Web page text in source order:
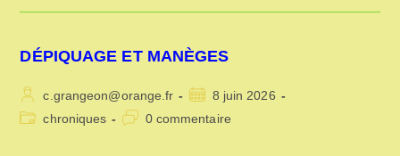
DÉPIQUAGE ET MANÈGES
Auteur/autrice
de
c.grangeon@orange.fr
Publication
publiée :
8 juin 2026
Postchroniques
Commentaires
0 commentaire